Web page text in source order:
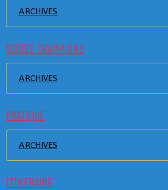
ARCHIVES
SOIREE CHAMPIONS
ARCHIVES
PRATIQUE
ARCHIVES
ITINERAIRE